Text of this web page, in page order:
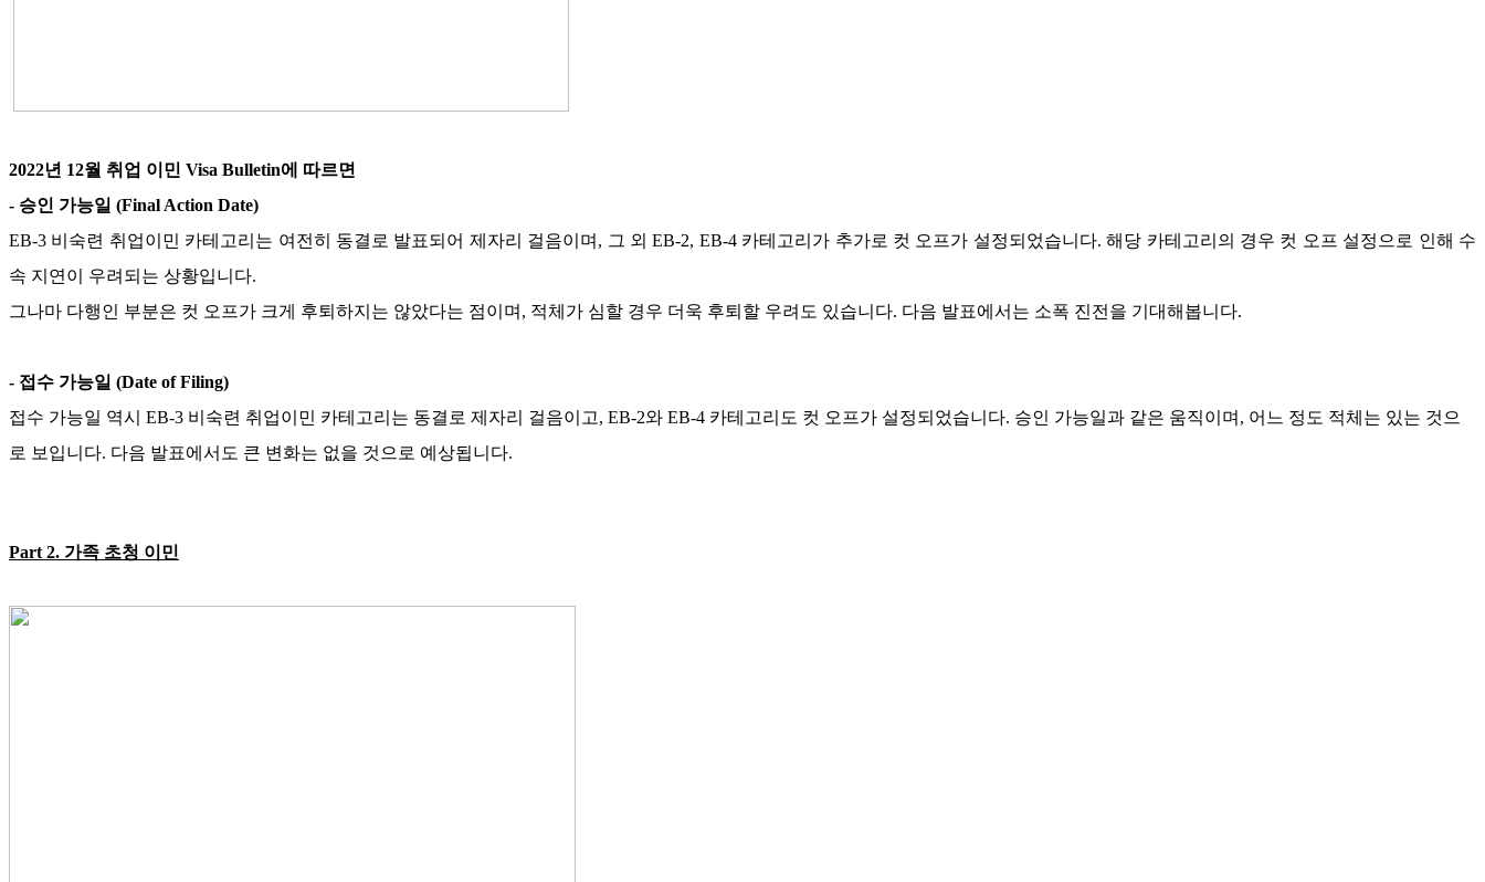
2022년 12월 취업 이민 Visa Bulletin에 따르면
- 승인 가능일 (Final Action Date)
EB-3 비숙련 취업이민 카테고리는 여전히 동결로 발표되어 제자리 걸음이며 , 그 외EB-2, EB-4 카테고리가 추가로 컷 오프가 설정되었습니다.해당 카테고리의 경우 컷 오프 설정으로 인해 수
속 지연이 우려되는 상황입니다.
그나마 다행인 부분은 컷 오프가 크게 후퇴하지는 않았다는 점이며 , 적체가 심할 경우 더욱 후퇴할 우려도 있습니다. 다음 발표에서는 소폭 진전을 기대해봅니다.
- 접수 가능일 (Date of Filing)
접수 가능일 역시 EB-3 비숙련 취업이민 카테고리는 동결로 제자리 걸음이고, EB-2와 EB-4 카테고리도 컷 오프가 설정되었습니다. 승인 가능일과 같은 움직이며 , 어느 정도 적체는 있는 것으
로 보입니다. 다음 발표에서도 큰 변화는 없을 것으로 예상됩니다.
Part 2. 가족 초청 이민